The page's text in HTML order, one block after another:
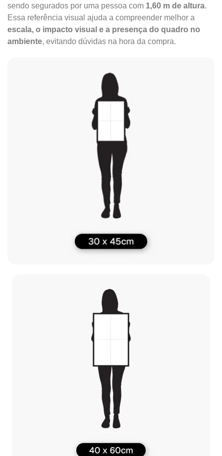
sendo segurados por uma pessoa com 1,60 m de altura.
Essa referência visual ajuda a compreender melhor a
escala, o impacto visual e a presença do quadro no
ambiente, evitando dúvidas na hora da compra.